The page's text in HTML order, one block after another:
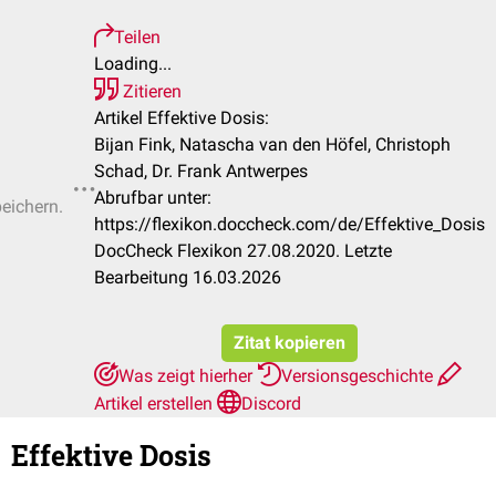
Teilen
Loading...
Zitieren
Artikel Effektive Dosis:
Bijan Fink, Natascha van den Höfel, Christoph
Schad, Dr. Frank Antwerpes
Abrufbar unter:
https://flexikon.doccheck.com/de/Effektive_Dosis
DocCheck Flexikon 27.08.2020. Letzte
Bearbeitung 16.03.2026
Zitat kopieren
Was zeigt hierher
Versionsgeschichte
Artikel erstellen
Discord
Effektive Dosis